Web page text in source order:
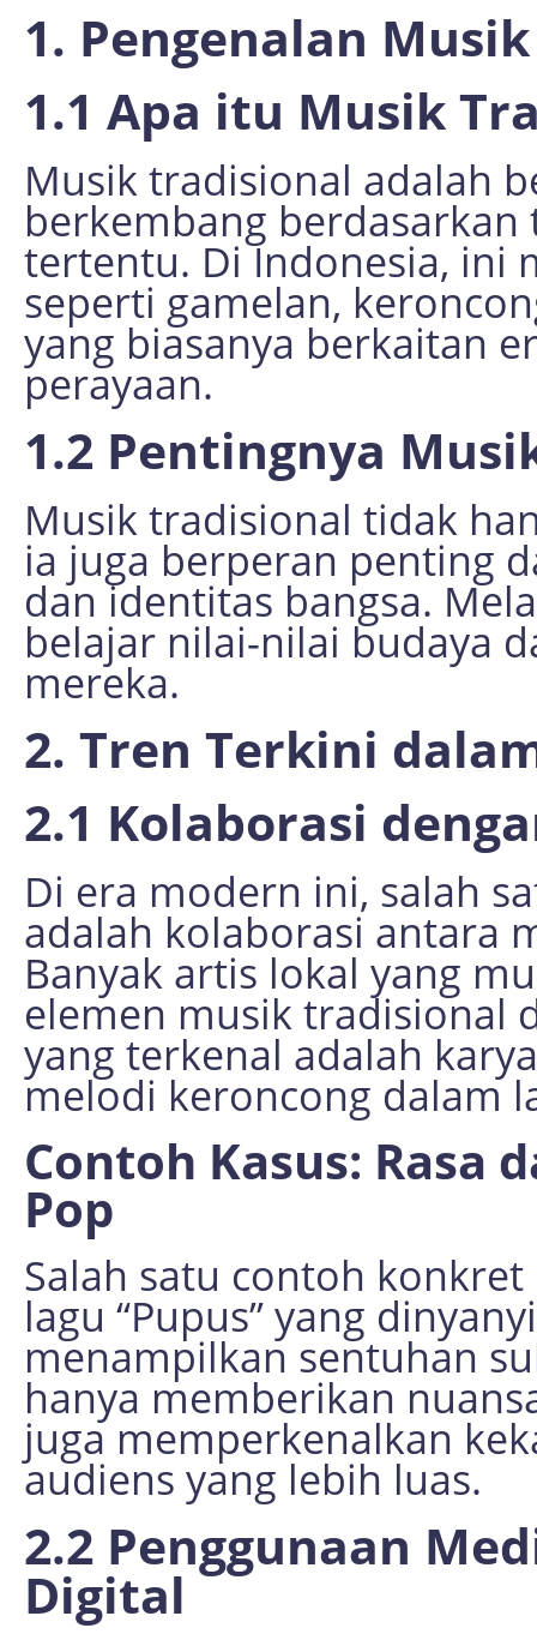
1. Pengenalan
1.1 Apa itu Musik
Musik tradisional adalah
berkembang
tertentu. Di Indonesia, ini
seperti gamelan,
yang biasanya berkaitan
perayaan.
1.2 Pentingnya
Musik tradisional tidak
ia juga berperan penting
dan identitas bangsa.
belajar nilai-nilai budaya
mereka.
2. Tren Terkini
2.1 Kolaborasi
Di era modern ini, salah
adalah kolaborasi antara
Banyak artis lokal yang
elemen musik tradisional
yang terkenal adalah
melodi keroncong dalam
Contoh Kasus: Rasa
Pop
Salah satu contoh
lagu “Pupus” yang
menampilkan sentuhan
hanya memberikan
juga memperkenalkan
audiens yang lebih luas.
2.2 Penggunaan
Digital